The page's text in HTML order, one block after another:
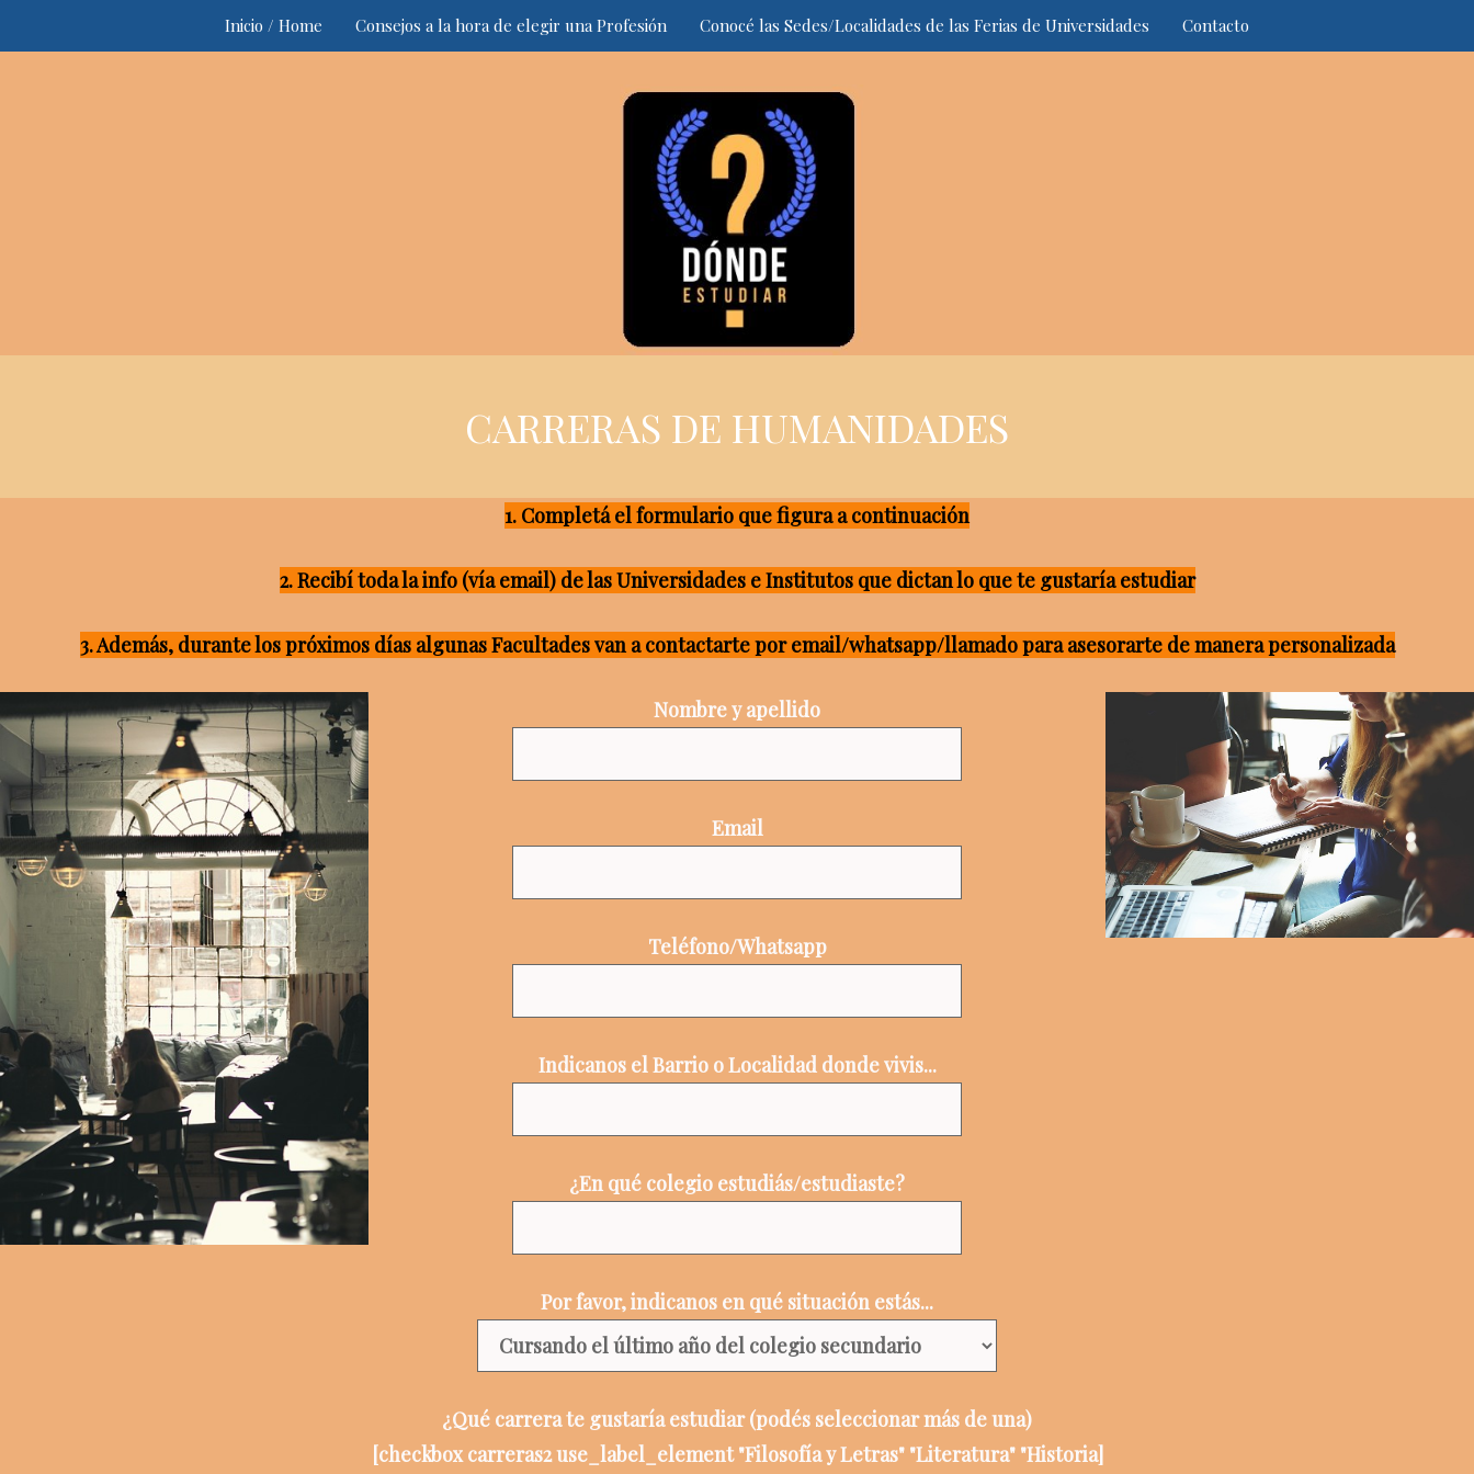
al
Inicio / Home Consejos a la hora de elegir una Profesión Conocé las Sedes/Localidades de las Ferias de Universidades Contacto
CARRERAS DE HUMANIDADES
1. Completá el formulario que figura a continuación
2. Recibí toda la info (vía email) de las Universidades e Institutos que dictan lo que te gustaría estudiar
3. Además, durante los próximos días algunas Facultades van a contactarte por email/whatsapp/llamado para asesorarte de manera personalizada
Nombre y apellido
Email
Teléfono/Whatsapp
Indicanos el Barrio o Localidad donde vivis...
¿En qué colegio estudiás/estudiaste?
Por favor, indicanos en qué situación estás...
¿Qué carrera te gustaría estudiar (podés seleccionar más de una)
[checkbox carreras2 use_label_element "Filosofía y Letras" "Literatura" "Historia]